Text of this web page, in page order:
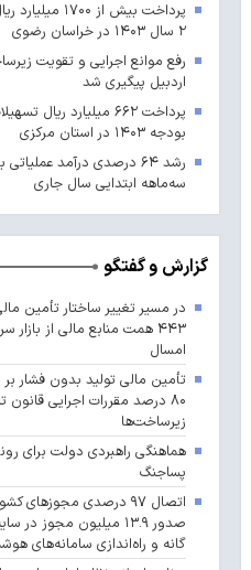
پرداخت بیش از
۲ سال ۱۴۰۳ در خراسان رضوی
رفع موانع اجرایی و تقویت
اردبیل پیگیری شد
بودجه ۱۴۰۳ در استان مرکزی
رشد ۶۴ درصدی درآمد
سه‌ماهه ابتدایی سال جاری
گزارش و گفتگو
در مسیر تغییر ساختار تأمین
۴۴۳ همت منابع مالی از بازار
امسال
تأمین مالی تولید بدون فشار
۸۰ درصد مقررات اجرایی
زیرساخت‌ها
هماهنگی راهبردی دولت برای
پساجنگ
اتصال ۹۷ درصدی مجوزهای
گانه و راه‌اندازی سامانه‌های